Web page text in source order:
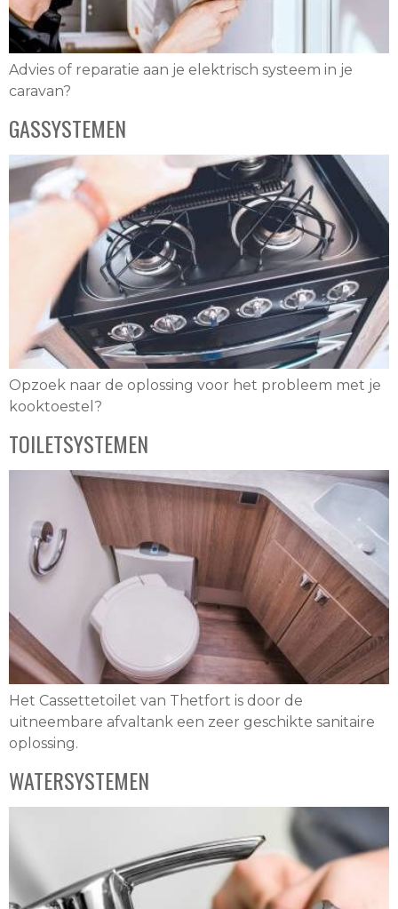
Advies of reparatie aan je elektrisch systeem in je
caravan?
GASSYSTEMEN
Opzoek naar de oplossing voor het probleem met je
kooktoestel?
TOILETSYSTEMEN
Het Cassettetoilet van Thetfort is door de
uitneembare afvaltank een zeer geschikte sanitaire
oplossing.
WATERSYSTEMEN